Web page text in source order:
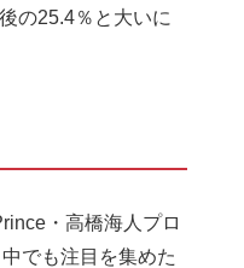
の25.4％と大いに
・高橋海人プロ
でも注目を集めた